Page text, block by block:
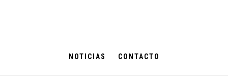
NOTICIAS CONTACTO